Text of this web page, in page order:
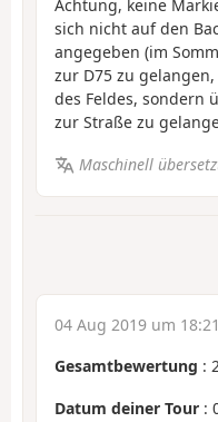
Achtung, keine
sich nicht auf den
angegeben (im
zur D75 zu
des Feldes, sondern
zur Straße zu
Maschinell
04 Aug 2019 um 18:21
Gesamtbewertung :
Datum deiner Tour :